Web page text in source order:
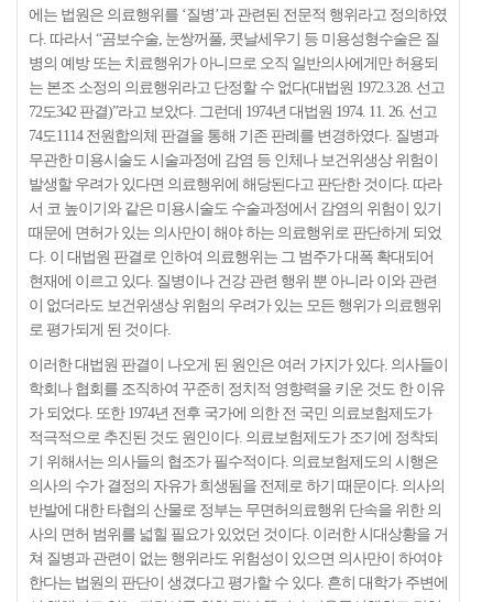
에는 법원은 의료행위를 ‘질병’과 관련된 전문적 행위라고 정의하였
다. 따라서 “곰보수술, 눈쌍꺼풀, 콧날세우기 등 미용성형수술은 질
병의 예방 또는 치료행위가 아니므로 오직 일반의사에게만 허용되
는 본조 소정의 의료행위라고 단정할 수 없다(대법원 1972.3.28. 선고
72도342 판결)”라고 보았다. 그런데 1974년 대법원 1974. 11. 26. 선고
74도1114 전원합의체 판결을 통해 기존 판례를 변경하였다. 질병과
무관한 미용시술도 시술과정에 감염 등 인체나 보건위생상 위험이
발생할 우려가 있다면 의료행위에 해당된다고 판단한 것이다. 따라
서 코 높이기와 같은 미용시술도 수술과정에서 감염의 위험이 있기
때문에 면허가 있는 의사만이 해야 하는 의료행위로 판단하게 되었
다. 이 대법원 판결로 인하여 의료행위는 그 범주가 대폭 확대되어
현재에 이르고 있다. 질병이나 건강 관련 행위 뿐 아니라 이와 관련
이 없더라도 보건위생상 위험의 우려가 있는 모든 행위가 의료행위
로 평가되게 된 것이다.
이러한 대법원 판결이 나오게 된 원인은 여러 가지가 있다. 의사들이
학회나 협회를 조직하여 꾸준히 정치적 영향력을 키운 것도 한 이유
가 되었다. 또한 1974년 전후 국가에 의한 전 국민 의료보험제도가
적극적으로 추진된 것도 원인이다. 의료보험제도가 조기에 정착되
기 위해서는 의사들의 협조가 필수적이다. 의료보험제도의 시행은
의사의 수가 결정의 자유가 희생됨을 전제로 하기 때문이다. 의사의
반발에 대한 타협의 산물로 정부는 무면허의료행위 단속을 위한 의
사의 면허 범위를 넓힐 필요가 있었던 것이다. 이러한 시대상황을 거
쳐 질병과 관련이 없는 행위라도 위험성이 있으면 의사만이 하여야
한다는 법원의 판단이 생겼다고 평가할 수 있다. 흔히 대학가 주변에